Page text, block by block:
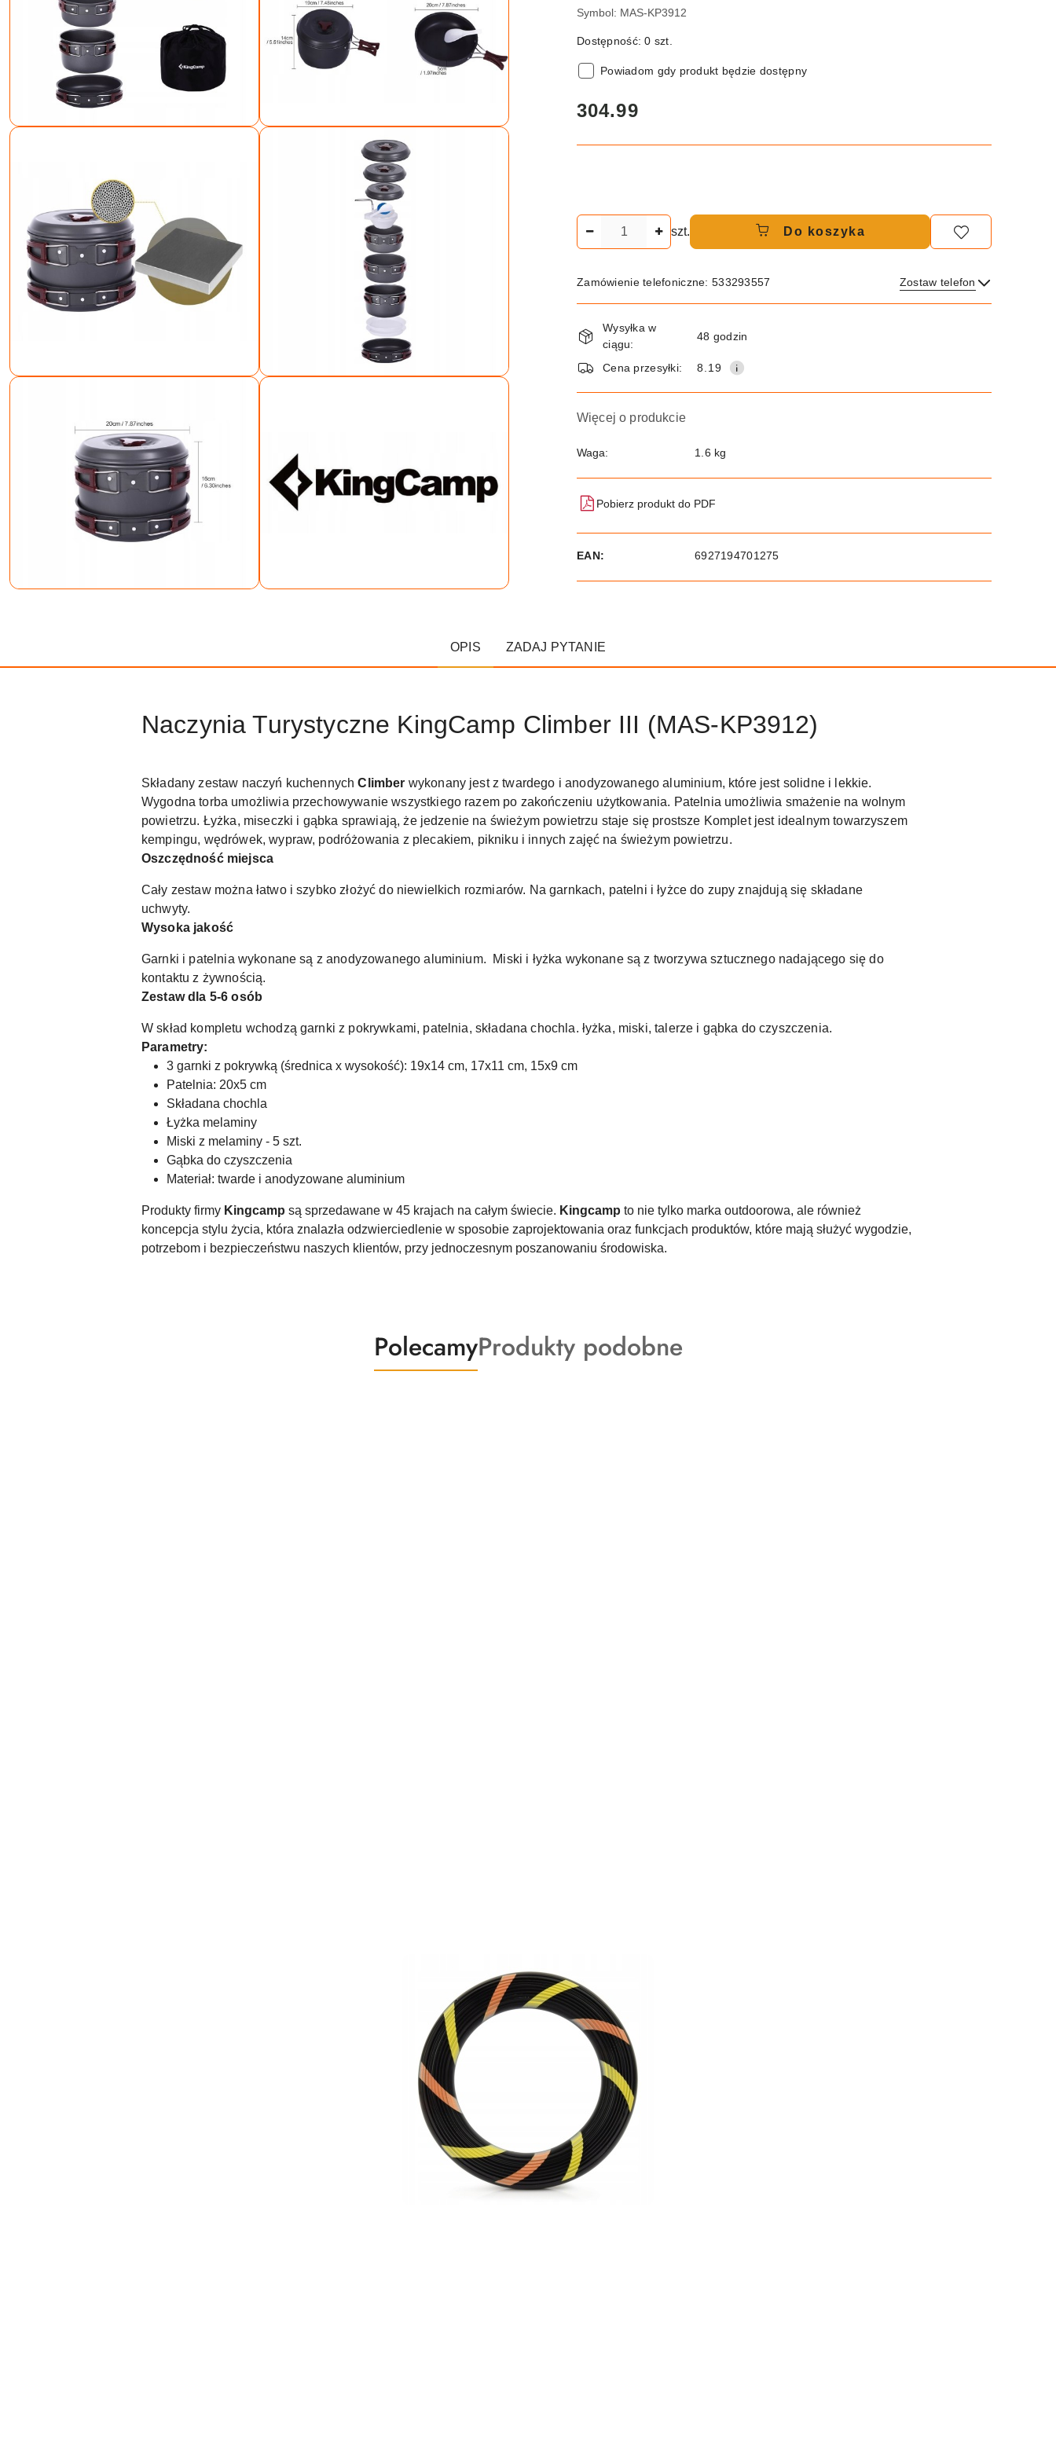
Symbol: MAS-KP3912
Dostępność:0 szt.
Powiadom gdy produkt będzie dostępny
cena:
304.99
szt. Do koszyka
Zamówienie telefoniczne: 533293557 Zostaw telefon
Wyślij
Dostępność
i
dostawa
Wysyłka w
ciągu:
48 godzin
Cena przesyłki: 8.19
Więcej o produkcie
Waga: 1.6 kg
Pobierz produkt do PDF
EAN: 6927194701275
OPIS ZADAJ PYTANIE
Naczynia Turystyczne KingCamp Climber III (MAS-KP3912)
Składany zestaw naczyń kuchennychClimber wykonany jest z twardego i anodyzowanego aluminium, które jest solidne i lekkie.
Wygodna torba umożliwia przechowywanie wszystkiego razem po zakończeniu użytkowania. Patelnia umożliwia smażenie na wolnym
powietrzu. Łyżka, miseczki i gąbka sprawiają, że jedzenie na świeżym powietrzu staje się prostsze Komplet jest idealnym towarzyszem
kempingu, wędrówek, wypraw, podróżowania z plecakiem, pikniku i innych zajęć na świeżym powietrzu.
Oszczędność miejsca
Cały zestaw można łatwo i szybko złożyć do niewielkich rozmiarów. Na garnkach, patelni i łyżce do zupy znajdują się składane
uchwyty.
Wysoka jakość
Garnki i patelnia wykonane są z anodyzowanego aluminium. Miski i łyżka wykonane są z tworzywa sztucznego nadającego się do
kontaktu z żywnością.
Zestaw dla 5-6 osób
W skład kompletu wchodzą garnki z pokrywkami, patelnia, składana chochla. łyżka, miski, talerze i gąbka do czyszczenia.
Parametry:
3 garnki z pokrywką (średnica x wysokość): 19x14 cm, 17x11 cm, 15x9 cm
Patelnia: 20x5 cm
Składana chochla
Łyżka melaminy
Miski z melaminy - 5 szt.
Gąbka do czyszczenia
Materiał: twarde i anodyzowane aluminium
Produkty firmy Kingcamp są sprzedawane w 45 krajach na całym świecie. Kingcamp to nie tylko marka outdoorowa, ale również
koncepcja stylu życia, która znalazła odzwierciedlenie w sposobie zaprojektowania oraz funkcjach produktów, które mają służyć wygodzie,
potrzebom i bezpieczeństwu naszych klientów, przy jednoczesnym poszanowaniu środowiska.
Produkty
o
PolecamyProdukty
o
Produkty podobne